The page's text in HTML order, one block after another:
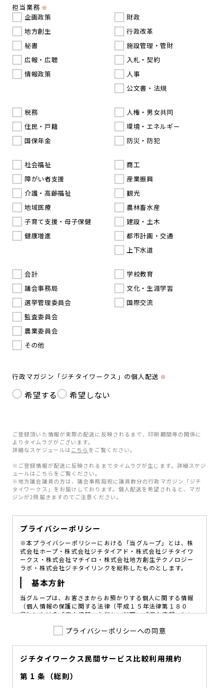
担当業務 ※
企画政策
地方創生
秘書
広報・広聴
情報政策
財政
行政改革
施設管理・管財
入札・契約
人事
公文書・法規
税務
住民・戸籍
国保年金
人権・男女共同
環境・エネルギー
防災・防犯
社会福祉
障がい者支援
介護・高齢福祉
地域医療
子育て支援・母子保健
健康増進
商工
産業振興
観光
農林畜水産
建設・土木
都市計画・交通
上下水道
会計
議会事務局
選挙管理委員会
監査委員会
農業委員会
その他
学校教育
文化・生涯学習
国際交流
行政マガジン「ジチタイワークス」の個人配送 ※
希望する 希望しない
ご登録頂いた情報が実際の配送に反映されるまで、印刷期間等の関係に
よりタイムラグがございます。
詳細なスケジュールは こちら をご覧ください。
※ご登録情報が配送に反映されるまでタイムラグが生じます。詳細スケジ
ュールはこちらをご覧ください。
※地方議会議員の方は、議会事務局宛に議員数分の行政マガジン「ジチ
タイワークス」をお届けしております。個人配送を希望されると、マガ
ジンが2冊届きますのでご注意ください。
プライバシーポリシー
※本プライバシーポリシーにおける「当グループ」とは、株
式会社ホープ・株式会社ジチタイアド・株式会社ジチタイワ
ークス・株式会社マチイロ・株式会社地方創生テクノロジー
ラボ・株式会社ジチタイリンクを総称したものとします。
基本方針
当グループは、お客さまからお預かりする個人に関する情報
（個人情報の保護に関する法律〔平成１５年法律第１８０
号〕における「個人情報」を指し、以下、「個人情報」とい
図ることが、重要な社会的責務であると考えております。
を定め、役員及び従業員に個人情報保護の重要性の認識と取
組みを徹底させることによって、個人情報の適切な取り扱い
に努めてまいります。
プライバシーポリシーへの同意
ジチタイワークス民間サービス比較利用規約
第 1 条（総則）